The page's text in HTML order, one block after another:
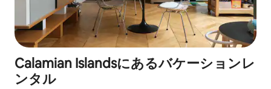
Calamian Islandsにあるバケーションレ
ンタル